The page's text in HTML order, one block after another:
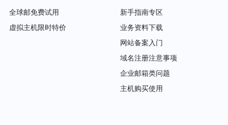
全球邮免费试用
虚拟主机限时特价
新手指南专区
业务资料下载
网站备案入门
域名注册注意事项
企业邮箱类问题
主机购买使用